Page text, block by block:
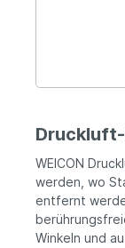
WEICON
werden, wo
entfernt
Winkeln und